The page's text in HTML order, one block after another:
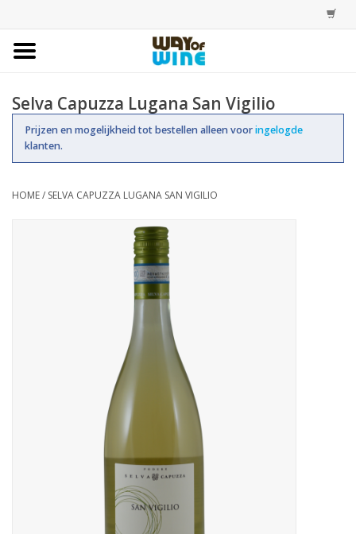
Bestellingen
Assortiment
Selva Capuzza Lugana San Vigilio
Prijzen en mogelijkheid tot bestellen alleen vooringelogde
klanten.
HOME/ SELVA CAPUZZA LUGANA SAN VIGILIO